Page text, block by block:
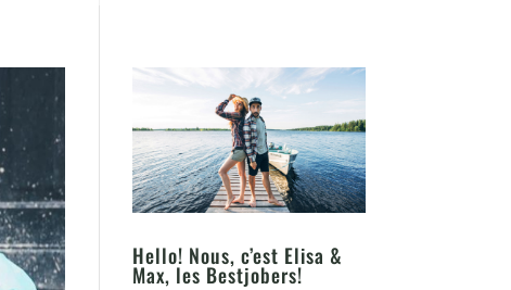
Hello! Nous, c’est Elisa &
Max, les Bestjobers!